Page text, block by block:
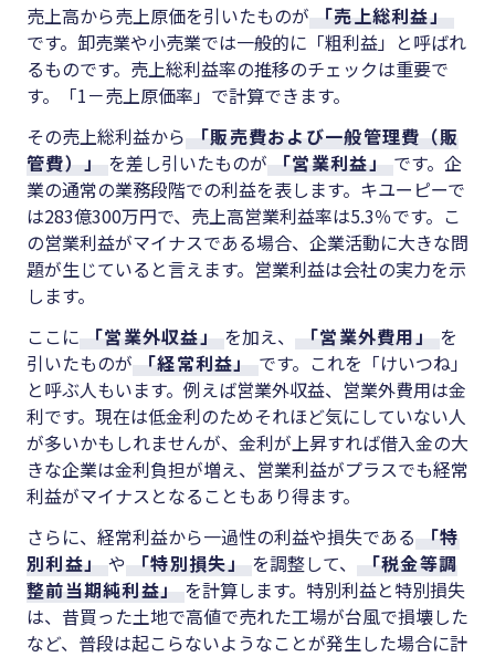
売上高から売上原価を引いたものが 「売上総利益」
です。卸売業や小売業では一般的に「粗利益」と呼ばれ
るものです。売上総利益率の推移のチェックは重要で
す。「1－売上原価率」で計算できます。
その売上総利益から 「販売費および一般管理費（販
管費）」 を差し引いたものが 「営業利益」 です。企
業の通常の業務段階での利益を表します。キユーピーで
は283億300万円で、売上高営業利益率は5.3％です。こ
の営業利益がマイナスである場合、企業活動に大きな問
題が生じていると言えます。営業利益は会社の実力を示
します。
ここに 「営業外収益」 を加え、 「営業外費用」 を
引いたものが 「経常利益」 です。これを「けいつね」
と呼ぶ人もいます。例えば営業外収益、営業外費用は金
利です。現在は低金利のためそれほど気にしていない人
が多いかもしれませんが、金利が上昇すれば借入金の大
きな企業は金利負担が増え、営業利益がプラスでも経常
利益がマイナスとなることもあり得ます。
さらに、経常利益から一過性の利益や損失である 「特
別利益」 や 「特別損失」 を調整して、
「税金等調
整前当期純利益」 を計算します。特別利益と特別損失
は、昔買った土地で高値で売れた工場が台風で損壊した
など、普段は起こらないようなことが発生した場合に計